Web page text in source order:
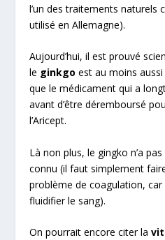
l’un des traitements naturels
utilisé en Allemagne).
Aujourd’hui, il est prouvé
le ginkgo est au moins
que le médicament qui a
avant d’être déremboursé
l’Aricept.
Là non plus, le gingko n’a
connu (il faut simplement
problème de coagulation,
fluidifier le sang).
On pourrait encore citer la